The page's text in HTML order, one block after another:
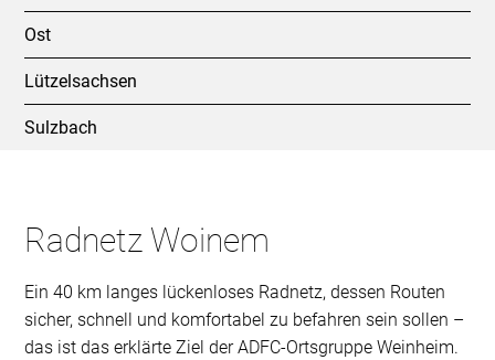
Ost
Lützelsachsen
Sulzbach
Radnetz Woinem
Ein 40 km langes lückenloses Radnetz, dessen Routen
sicher, schnell und komfortabel zu befahren sein sollen –
das ist das erklärte Ziel der ADFC-Ortsgruppe Weinheim.